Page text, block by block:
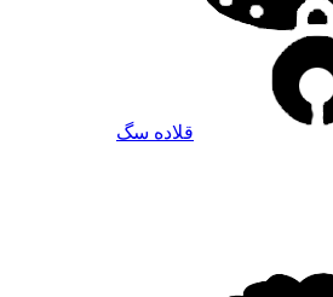
قلاده سگ